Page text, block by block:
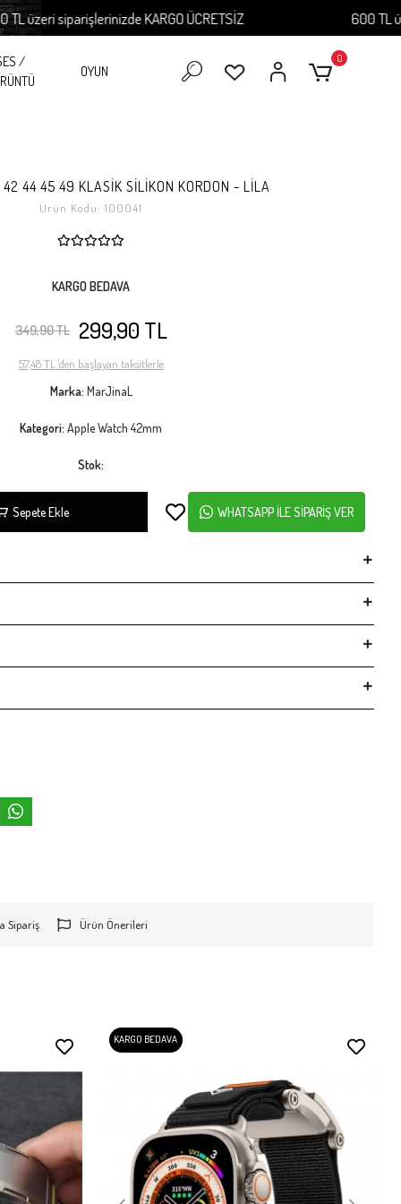
siparişlerinizde KARGO ÜCRETSİZ 600 TL üzeri
/
OYUN
0
42 44 45 49 KLASİK SİLİKON KORDON - LİLA
Ürün Kodu:100041
KARGO BEDAVA
349,90 TL 299,90 TL
57,48 TL 'den başlayan taksitlerle
Marka: MarJinaL
Kategori:Apple Watch 42mm
Stok:
Sepete Ekle WHATSAPP İLE SİPARİŞ VER
Sipariş Ürün Önerileri
KARGO BEDAVA